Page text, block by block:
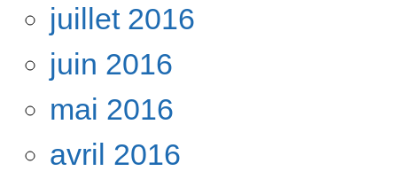
juillet 2016
juin 2016
mai 2016
avril 2016